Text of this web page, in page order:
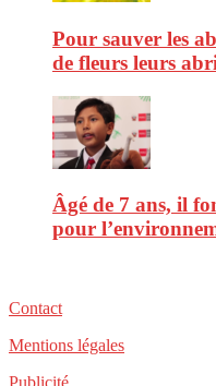
Pour sauver les
de fleurs leurs
Âgé de 7 ans, il
pour
Contact
Mentions légales
Publicité